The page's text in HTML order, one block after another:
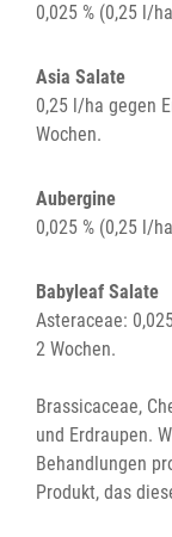
0,025 % (0,25 l/
Asia Salate
0,25 l/ha gegen
Wochen.
Aubergine
0,025 % (0,25 l/
Babyleaf Salate
Asteraceae:
2 Wochen.
Brassicaceae,
und Erdraupen.
Behandlungen
Produkt, das